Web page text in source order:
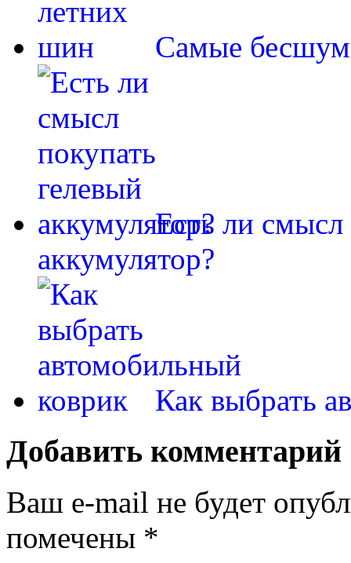
Самые
Есть ли смысл
аккумулятор?
Как выбрать
Добавить комментарий
Ваш e-mail не будет
помечены *